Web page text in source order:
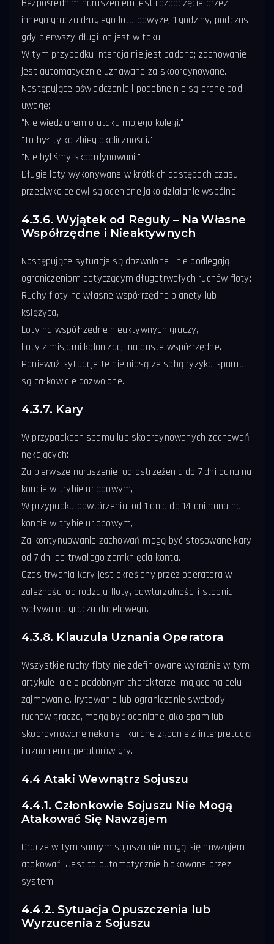
Bezpośrednim naruszeniem jest rozpoczęcie przez
innego gracza długiego lotu powyżej 1 godziny, podczas
gdy pierwszy długi lot jest w toku.
W tym przypadku intencja nie jest badana; zachowanie
jest automatycznie uznawane za skoordynowane.
Następujące oświadczenia i podobne nie są brane pod
uwagę:
"Nie wiedziałem o ataku mojego kolegi."
"To był tylko zbieg okoliczności."
"Nie byliśmy skoordynowani."
Długie loty wykonywane w krótkich odstępach czasu
przeciwko celowi są oceniane jako działanie wspólne.
4.3.6. Wyjątek od Reguły – Na Własne
Współrzędne i Nieaktywnych
Następujące sytuacje są dozwolone i nie podlegają
ograniczeniom dotyczącym długotrwałych ruchów floty:
Ruchy floty na własne współrzędne planety lub
księżyca,
Loty na współrzędne nieaktywnych graczy,
Loty z misjami kolonizacji na puste współrzędne.
Ponieważ sytuacje te nie niosą ze sobą ryzyka spamu,
są całkowicie dozwolone.
4.3.7. Kary
W przypadkach spamu lub skoordynowanych zachowań
nękających:
Za pierwsze naruszenie, od ostrzeżenia do 7 dni bana na
koncie w trybie urlopowym,
W przypadku powtórzenia, od 1 dnia do 14 dni bana na
koncie w trybie urlopowym,
Za kontynuowanie zachowań mogą być stosowane kary
od 7 dni do trwałego zamknięcia konta.
Czas trwania kary jest określany przez operatora w
zależności od rodzaju floty, powtarzalności i stopnia
wpływu na gracza docelowego.
4.3.8. Klauzula Uznania Operatora
Wszystkie ruchy floty nie zdefiniowane wyraźnie w tym
artykule, ale o podobnym charakterze, mające na celu
zajmowanie, irytowanie lub ograniczanie swobody
ruchów gracza, mogą być oceniane jako spam lub
skoordynowane nękanie i karane zgodnie z interpretacją
i uznaniem operatorów gry.
4.4 Ataki Wewnątrz Sojuszu
4.4.1. Członkowie Sojuszu Nie Mogą
Atakować Się Nawzajem
Gracze w tym samym sojuszu nie mogą się nawzajem
atakować. Jest to automatycznie blokowane przez
system.
4.4.2. Sytuacja Opuszczenia lub
Wyrzucenia z Sojuszu